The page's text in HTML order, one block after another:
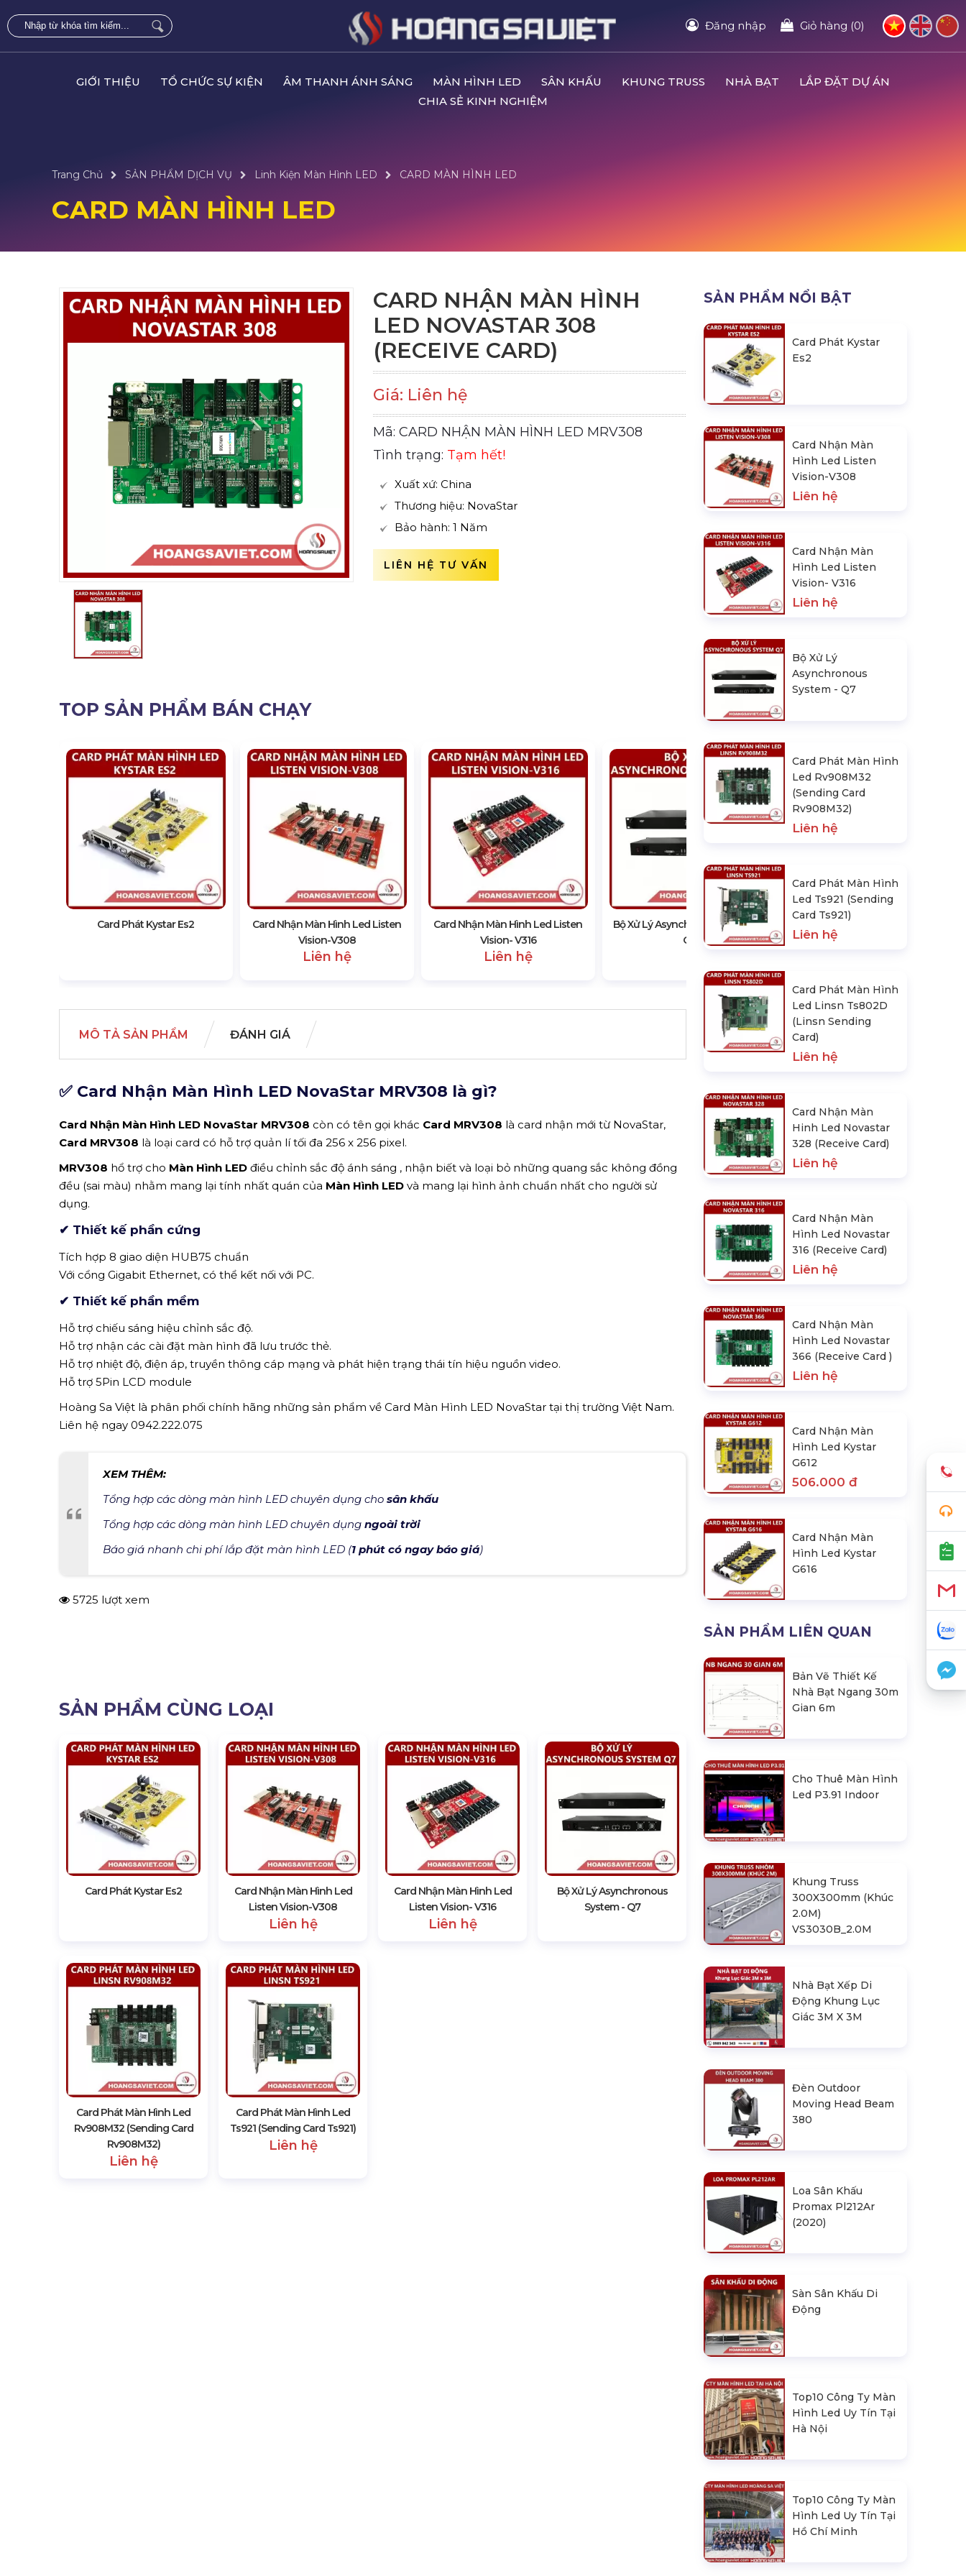
Đăng nhập Giỏ hàng (0)
GIỚI THIỆU TỔ CHỨC SỰ KIỆN ÂM THANH ÁNH SÁNG MÀN HÌNH LED SÂN KHẤU KHUNG TRUSS NHÀ BẠT
LẮP ĐẶT DỰ ÁN
CHIA SẺ KINH NGHIỆM
Trang Chủ SẢN PHẨM DỊCH VỤ Linh Kiện Màn Hình LED CARD MÀN HÌNH LED
CARD MÀN HÌNH LED
CARD NHẬN MÀN HÌNH
LED NOVASTAR 308
(RECEIVE CARD)
Giá: Liên hệ
Mã: CARD NHẬN MÀN HÌNH LED MRV308
Tình trạng: Tạm hết!
Xuất xứ: China
Thương hiệu: NovaStar
Bảo hành: 1 Năm
LIÊN HỆ TƯ VẤN
TOP SẢN PHẨM BÁN CHẠY
Card Phát Kystar Es2
Card Nhận Màn Hình Led Listen
Vision-V308
Liên hệ
Card Nhận Màn Hình Led Listen
Vision- V316
Liên hệ
Bộ Xử Lý Asynchronous System -
Q7
Rv908M32 (Sending Card
Rv908M32)
Liên hệ
MÔ TẢ SẢN PHẨM ĐÁNH GIÁ
✅ Card Nhận Màn Hình LED NovaStar MRV308 là gì?
Card Nhận Màn Hình LED NovaStar MRV308 còn có tên gọi khác Card MRV308 là card nhận mới từ NovaStar,
Card MRV308 là loại card có hỗ trợ quản lí tối đa 256 x 256 pixel.
MRV308 hổ trợ cho Màn Hình LED điều chỉnh sắc độ ánh sáng , nhận biết và loại bỏ những quang sắc không đồng
đều (sai màu) nhằm mang lại tính nhất quán của Màn Hình LED và mang lại hình ảnh chuẩn nhất cho người sử
dụng.
✔ Thiết kế phần cứng
Tích hợp 8 giao diện HUB75 chuẩn
Với cổng Gigabit Ethernet, có thể kết nối với PC.
✔ Thiết kế phần mềm
Hỗ trợ chiếu sáng hiệu chỉnh sắc độ.
Hỗ trợ nhận các cài đặt màn hình đã lưu trước thẻ.
Hỗ trợ nhiệt độ, điện áp, truyền thông cáp mạng và phát hiện trạng thái tín hiệu nguồn video.
Hỗ trợ 5Pin LCD module
Hoàng Sa Việt là phân phối chính hãng những sản phẩm về Card Màn Hình LED NovaStar tại thị trường Việt Nam.
Liên hệ ngay 0942.222.075
XEM THÊM:
Tổng hợp các dòng màn hình LED chuyên dụng cho sân khấu
Tổng hợp các dòng màn hình LED chuyên dụng ngoài trời
Báo giá nhanh chi phí lắp đặt màn hình LED (1 phút có ngay báo giá)
5725 lượt xem
SẢN PHẨM CÙNG LOẠI
Card Phát Kystar Es2
Card Nhận Màn Hình Led
Listen Vision-V308
Liên hệ
Card Nhận Màn Hình Led
Listen Vision- V316
Liên hệ
Bộ Xử Lý Asynchronous
System - Q7
Card Phát Màn Hình Led
Rv908M32 (Sending Card
Rv908M32)
Liên hệ
Card Phát Màn Hình Led
Ts921 (Sending Card Ts921)
Liên hệ
SẢN PHẨM NỔI BẬT
Card Phát Kystar
Es2
Card Nhận Màn
Hình Led Listen
Vision-V308
Liên hệ
Card Nhận Màn
Hình Led Listen
Vision- V316
Liên hệ
Bộ Xử Lý
Asynchronous
System - Q7
Card Phát Màn Hình
Led Rv908M32
(Sending Card
Rv908M32)
Liên hệ
Card Phát Màn Hình
Led Ts921 (Sending
Card Ts921)
Liên hệ
Card Phát Màn Hình
Led Linsn Ts802D
(Linsn Sending
Card)
Liên hệ
Card Nhận Màn
Hinh Led Novastar
328 (Receive Card)
Liên hệ
Card Nhận Màn
Hình Led Novastar
316 (Receive Card)
Liên hệ
Card Nhận Màn
Hình Led Novastar
366 (Receive Card )
Liên hệ
Card Nhận Màn
Hình Led Kystar
G612
506.000 đ
Card Nhận Màn
Hình Led Kystar
G616
SẢN PHẨM LIÊN QUAN
Bản Vẽ Thiết Kế
Nhà Bạt Ngang 30m
Gian 6m
Cho Thuê Màn Hình
Led P3.91 Indoor
Khung Truss
300X300mm (Khúc
2.0M)
VS3030B_2.0M
Nhà Bạt Xếp Di
Động Khung Lục
Giác 3M X 3M
Đèn Outdoor
Moving Head Beam
380
Loa Sân Khấu
Promax Pl212Ar
(2020)
Sàn Sân Khấu Di
Động
Top10 Công Ty Màn
Hình Led Uy Tín Tại
Hà Nội
Top10 Công Ty Màn
Hình Led Uy Tín Tại
Hồ Chí Minh